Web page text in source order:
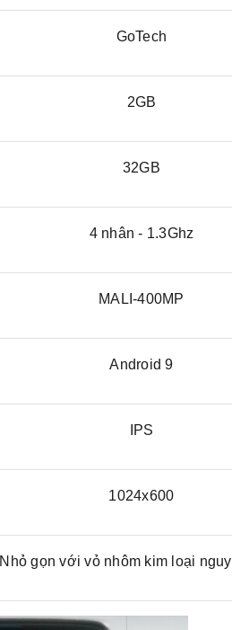
GoTech
2GB
32GB
4 nhân - 1.3Ghz
MALI-400MP
Android 9
IPS
1024x600
Nhỏ gọn với vỏ nhôm kim loại